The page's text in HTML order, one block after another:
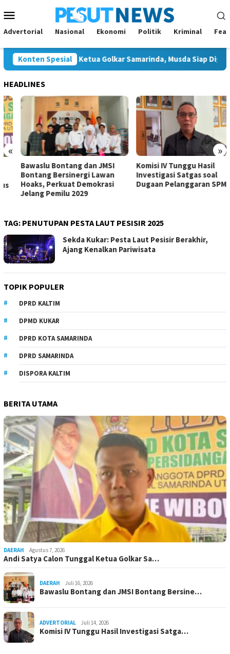
ke
kontenMobile
Advertorial Nasional Ekonomi Politik Kriminal
Konten Spesial
Calon Tunggal Ketua Golkar Samarinda, Musda Siap Digelar 8
HEADLINES
« »
Bawaslu Bontang dan JMSI
Bontang Bersinergi Lawan
Hoaks, Perkuat Demokrasi
Jelang Pemilu 2029
Komisi IV Tunggu Hasil
Investigasi Satgas soal
Dugaan Pelanggaran SPMB
TAG: PENUTUPAN PESTA LAUT PESISIR 2025
Sekda Kukar: Pesta Laut Pesisir Berakhir,
Ajang Kenalkan Pariwisata
TOPIK POPULER
DPRD KALTIM
DPMD KUKAR
DPRD KOTA SAMARINDA
DPRD SAMARINDA
DISPORA KALTIM
BERITA UTAMA
DAERAH Agustus 7, 2026
Andi Satya Calon Tunggal Ketua Golkar Sa…
DAERAH Juli 16, 2026
Bawaslu Bontang dan JMSI Bontang Bersine…
ADVERTORIAL Juli 14, 2026
Komisi IV Tunggu Hasil Investigasi Satga…